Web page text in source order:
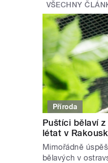
VŠECHNY
Příroda
Puštíci bělaví
létat v
Mimořádně
bělavých v